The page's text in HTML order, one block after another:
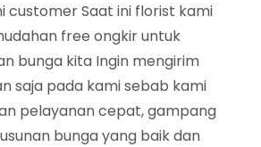
customer Saat ini florist kami
free ongkir untuk
bunga kita Ingin mengirim
saja pada kami sebab kami
pelayanan cepat, gampang
bunga yang baik dan